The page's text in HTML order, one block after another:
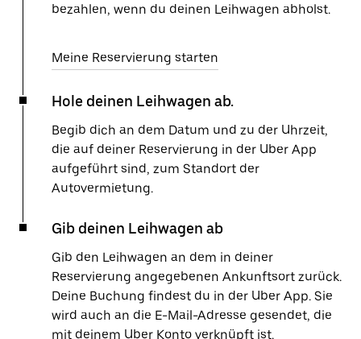
bezahlen, wenn du deinen Leihwagen abholst.
Meine Reservierung starten
Hole deinen Leihwagen ab.
Begib dich an dem Datum und zu der Uhrzeit,
die auf deiner Reservierung in der Uber App
aufgeführt sind, zum Standort der
Autovermietung.
Gib deinen Leihwagen ab
Gib den Leihwagen an dem in deiner
Reservierung angegebenen Ankunftsort zurück.
Deine Buchung findest du in der Uber App. Sie
wird auch an die E-Mail-Adresse gesendet, die
mit deinem Uber Konto verknüpft ist.